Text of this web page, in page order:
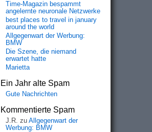
Time-Magazin bespammt
angelernte neuronale Netzwerke
best places to travel in january
around the world
Allgegenwart der Werbung:
BMW
Die Szene, die niemand
erwartet hatte
Marietta
Ein Jahr alte Spam
Gute Nachrichten
Kommentierte Spam
J.R. zu Allgegenwart der
Werbung: BMW